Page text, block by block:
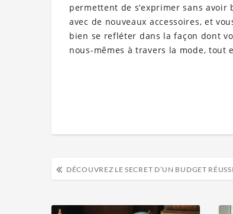
permettent de s’exprimer sans
avec de nouveaux accessoires, et
bien se refléter dans la façon dont
nous-mêmes à travers la mode,
DÉCOUVREZ LE SECRET D’UN BUDGET RÉUSSI SANS VOUS